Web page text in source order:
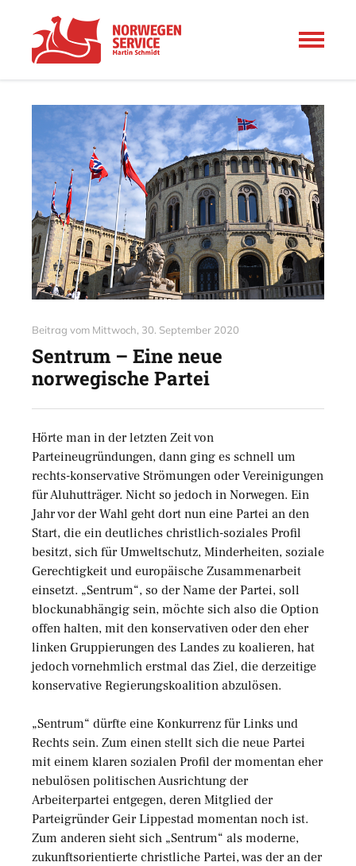
Beitrag vom Mittwoch, 30. September 2020
Sentrum – Eine neue
norwegische Partei
Hörte man in der letzten Zeit von
Parteineugründungen, dann ging es schnell um
rechts-konservative Strömungen oder Vereinigungen
für Aluhutträger. Nicht so jedoch in Norwegen. Ein
Jahr vor der Wahl geht dort nun eine Partei an den
Start, die ein deutliches christlich-soziales Profil
besitzt, sich für Umweltschutz, Minderheiten, soziale
Gerechtigkeit und europäische Zusammenarbeit
einsetzt. „Sentrum“, so der Name der Partei, soll
blockunabhängig sein, möchte sich also die Option
offen halten, mit den konservativen oder den eher
linken Gruppierungen des Landes zu koalieren, hat
jedoch vornehmlich erstmal das Ziel, die derzeitige
konservative Regierungskoalition abzulösen.
„Sentrum“ dürfte eine Konkurrenz für Links und
Rechts sein. Zum einen stellt sich die neue Partei
mit einem klaren sozialen Profil der momentan eher
nebulösen politischen Ausrichtung der
Arbeiterpartei entgegen, deren Mitglied der
Parteigründer Geir Lippestad momentan noch ist.
Zum anderen sieht sich „Sentrum“ als moderne,
zukunftsorientierte christliche Partei, was der an der